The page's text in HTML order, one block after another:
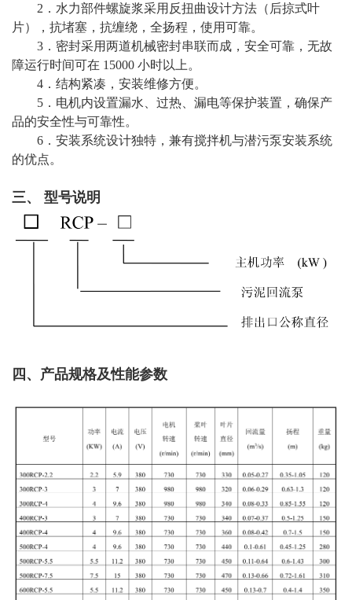
2．水力部件螺旋浆采用反扭曲设计方法（后掠式叶
片），抗堵塞，抗缠绕，全扬程，使用可靠。
3．密封采用两道机械密封串联而成，安全可靠，无故
障运行时间可在 15000 小时以上。
4．结构紧凑，安装维修方便。
5．电机内设置漏水、过热、漏电等保护装置，确保产
品的安全性与可靠性。
6．安装系统设计独特，兼有搅拌机与潜污泵安装系统
的优点。
三、 型号说明
四、产品规格及性能参数